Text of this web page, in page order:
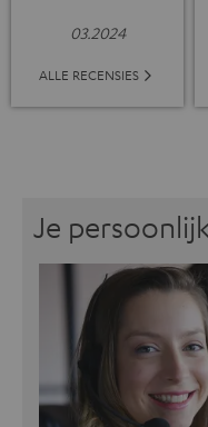
03.2024
ALLE RECENSIES
Je